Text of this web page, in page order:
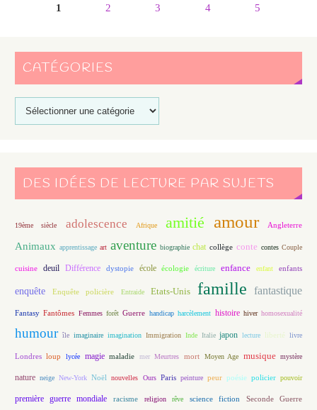
1 2 3 4 5
CATÉGORIES
DES IDÉES DE LECTURE PAR SUJETS
19ème siècle adolescence Afrique amitié amour Angleterre
Animaux apprentissage art aventure biographie chat collège conte contes Couple
cuisine deuil Différence dystopie école écologie écriture enfance enfant enfants
enquête Enquête policière Entraide Etats-Unis famille fantastique
Fantasy Fantômes Femmes forêt Guerre handicap harcèlement histoire hiver homosexualité
humour île imaginaire imagination Immigration Inde Italie japon lecture liberté livre
Londres loup lycée magie maladie mer Meurtres mort Moyen Age musique mystère
nature neige New-York Noël nouvelles Ours Paris peinture peur poésie policier pouvoir
première guerre mondiale racisme religion rêve science fiction Seconde Guerre